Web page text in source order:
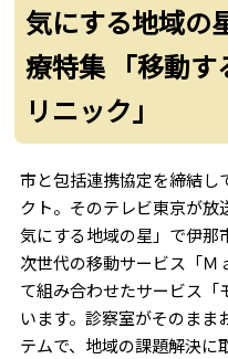
気にする地域の
療特集 「移動す
リニック」
市と包括連携協定を締結し
クト。そのテレビ東京が放
気にする地域の星」で伊那
次世代の移動サービス「Ｍ
て組み合わせたサービス「
います。診察室がそのまま
テムで、地域の課題解決に